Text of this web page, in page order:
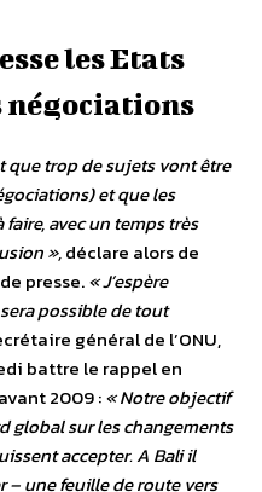
les Etats
négociations
que trop de sujets vont être
et que les
avec un temps très
»,déclare alors de
presse.« J’espère
possible de tout
général de l’ONU,
battre le rappel en
2009 :« Notre objectif
global sur les changements
accepter. A Bali il
– une feuille de route vers